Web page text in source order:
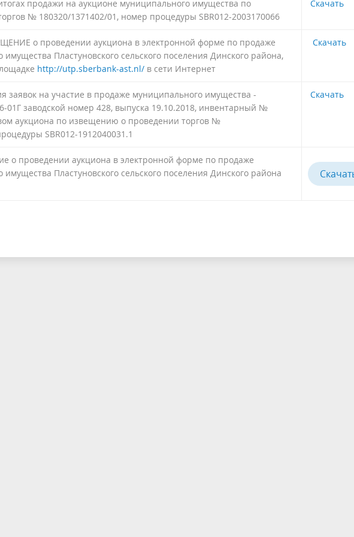
продажи на аукционе муниципального имущества по
№ 180320/1371402/01, номер процедуры SBR012-2003170066
Скачать
о проведении аукциона в электронной форме по продаже
Пластуновского сельского поселения Динского района,
http://utp.sberbank-ast.nl/ в сети Интернет
Скачать
заявок на участие в продаже муниципального имущества -
01Г заводской номер 428, выпуска 19.10.2018, инвентарный №
аукциона по извещению о проведении торгов №
SBR012-1912040031.1
Скачать
о проведении аукциона в электронной форме по продаже
Пластуновского сельского поселения Динского района